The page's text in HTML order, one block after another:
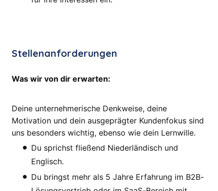
Stellenanforderungen
Was wir von dir erwarten:
Deine unternehmerische Denkweise, deine
Motivation und dein ausgeprägter Kundenfokus sind
uns besonders wichtig, ebenso wie dein Lernwille.
Du sprichst fließend Niederländisch und
Englisch.
Du bringst mehr als 5 Jahre Erfahrung im B2B-